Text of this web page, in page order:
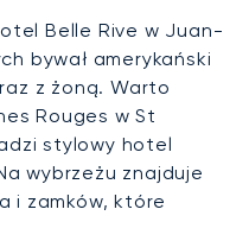
Belle Rive w Juan-
bywał amerykański
z żoną. Warto
Rouges w St
stylowy hotel
wybrzeżu znajduje
i zamków, które